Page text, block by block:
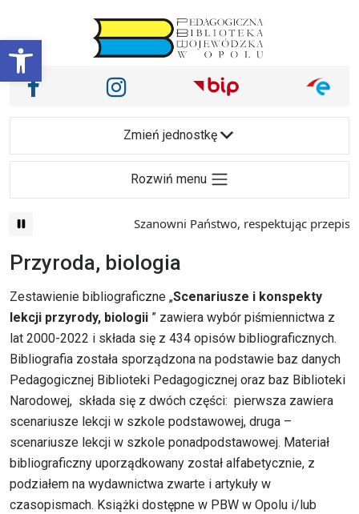
Otwórz pasek narzędzi
Main Navigation
Nasze media społecznościowe i inne
Facebook Instagram
Zmień jednostkę
Rozwiń menu
Szanowni Państwo, respektując przepisy prawa
Przyroda, biologia
Zestawienie bibliograficzne „Scenariusze i konspekty
lekcji przyrody, biologii ” zawiera wybór piśmiennictwa z
lat 2000-2022 i składa się z 434 opisów bibliograficznych.
Bibliografia została sporządzona na podstawie baz danych
Pedagogicznej Biblioteki Pedagogicznej oraz baz Biblioteki
Narodowej, składa się z dwóch części: pierwsza zawiera
scenariusze lekcji w szkole podstawowej, druga –
scenariusze lekcji w szkole ponadpodstawowej. Materiał
bibliograficzny uporządkowany został alfabetycznie, z
podziałem na wydawnictwa zwarte i artykuły w
czasopismach. Książki dostępne w PBW w Opolu i/lub